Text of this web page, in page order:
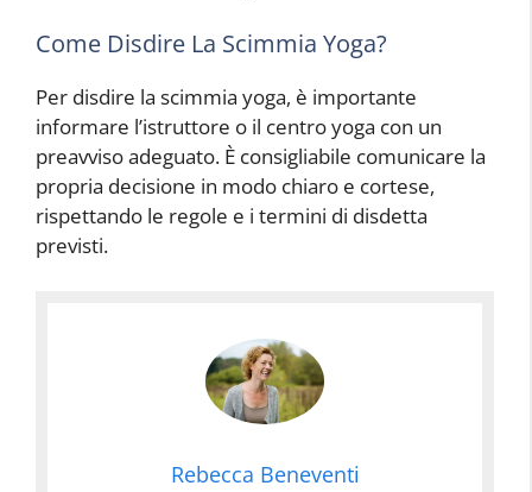
Come Disdire La Scimmia Yoga?
Per disdire la scimmia yoga, è importante
informare l’istruttore o il centro yoga con un
preavviso adeguato. È consigliabile comunicare la
propria decisione in modo chiaro e cortese,
rispettando le regole e i termini di disdetta
previsti.
Rebecca Beneventi